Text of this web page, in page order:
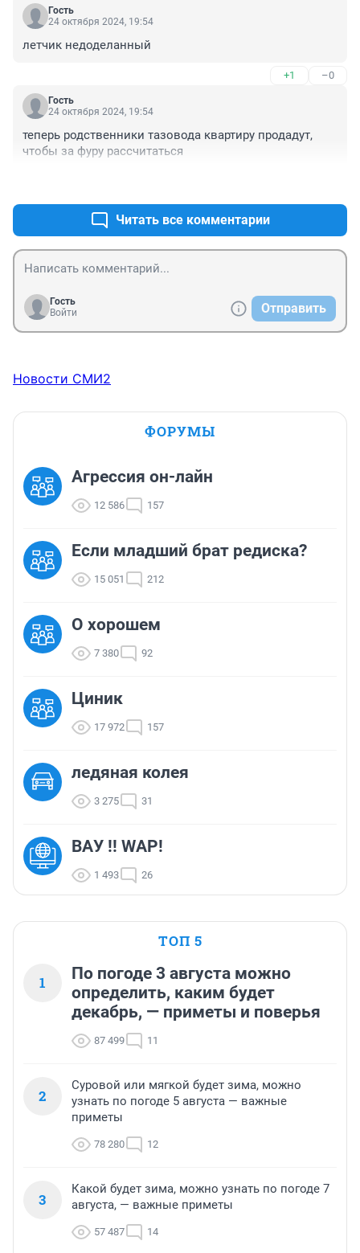
Гость
24 октября 2024, 19:54
летчик недоделанный
+1 –0
Гость
24 октября 2024, 19:54
теперь родственники тазовода квартиру продадут,
чтобы за фуру рассчитаться
Читать все комментарии
Гость
Войти
Отправить
Новости СМИ2
ФОРУМЫ
Агрессия он-лайн
12 586 157
Если младший брат редиска?
15 051 212
О хорошем
7 380 92
Циник
17 972 157
ледяная колея
3 275 31
ВАУ !! WAP!
1 493 26
ТОП 5
1
По погоде 3 августа можно
определить, каким будет
декабрь, — приметы и поверья
87 499 11
2
Суровой или мягкой будет зима, можно
узнать по погоде 5 августа — важные
приметы
78 280 12
3
Какой будет зима, можно узнать по погоде 7
августа, — важные приметы
57 487 14